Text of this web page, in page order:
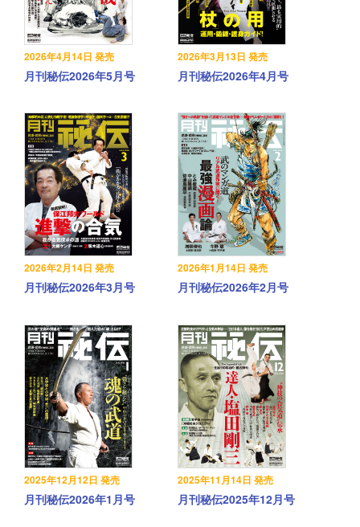
2026年4月14日 発売
月刊秘伝2026年5月号
2026年3月13日 発売
月刊秘伝2026年4月号
2026年2月14日 発売
月刊秘伝2026年3月号
2026年1月14日 発売
月刊秘伝2026年2月号
2025年12月12日 発売
月刊秘伝2026年1月号
2025年11月14日 発売
月刊秘伝2025年12月号